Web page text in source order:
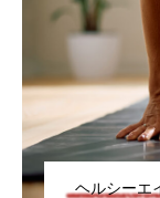
マンガン
亜鉛、銅
微量ミネラル
ヘルシーエ